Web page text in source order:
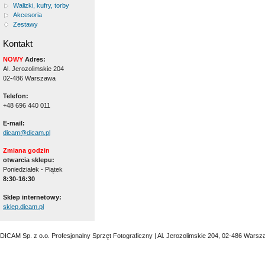
Walizki, kufry, torby
Akcesoria
Zestawy
Kontakt
NOWY Adres:
Al. Jerozolimskie 204
02-486 Warszawa
Telefon:
+48 696 440 011
E-mail:
dicam@dicam.pl
Zmiana godzin
otwarcia sklepu:
Poniedziałek - Piątek
8:30-16:30
Sklep internetowy:
sklep.dicam.pl
DICAM Sp. z o.o. Profesjonalny Sprzęt Fotograficzny | Al. Jerozolimskie 204, 02-486